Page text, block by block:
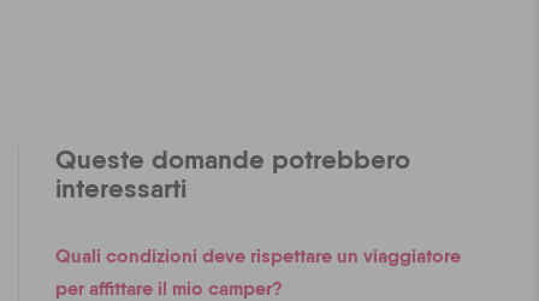
Queste domande potrebbero
interessarti
Quali condizioni deve rispettare un viaggiatore
per affittare il mio camper?